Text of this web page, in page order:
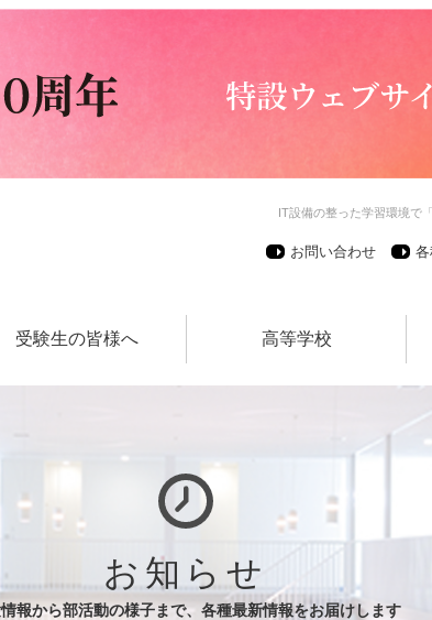
IT設備の整った学習環境で
お問い合わせ
受験生の皆様へ 高等学校
お知らせ
報から部活動の様子まで、各種最新情報をお届けします